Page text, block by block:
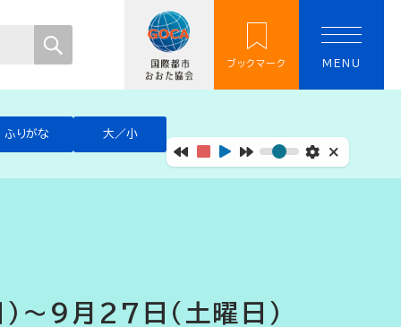
ブックマーク MENU
ふりがな 大／小
～9月27日（土曜日）